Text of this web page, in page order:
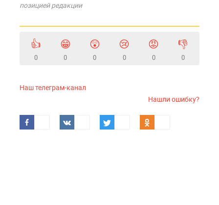
позицией редакции
👍
0
😁
0
😲
0
😢
0
😡
0
👎
0
Наш телеграм-канал
Нашли ошибку?